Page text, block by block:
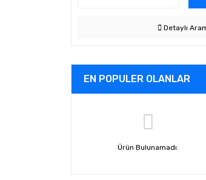
Detaylı
EN POPULER OLANLAR
Ürün Bulunamadı.